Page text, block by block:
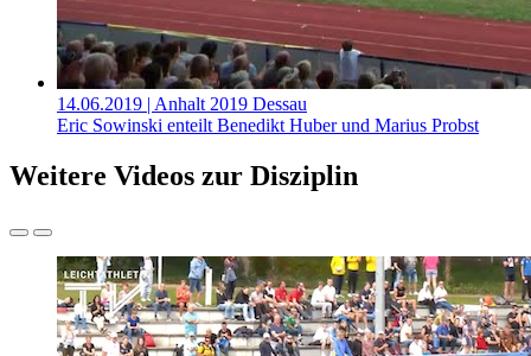
14.06.2019 | Anhalt 2019 Dessau
Eric Sowinski enteilt Benedikt Huber und Marius Probst
Weitere Videos zur Disziplin